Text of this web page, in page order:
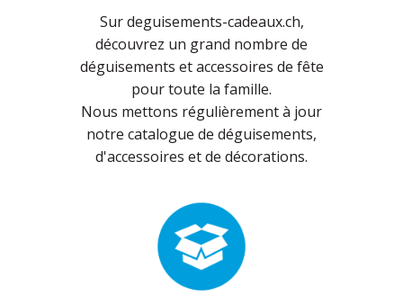
Sur deguisements-cadeaux.ch,
découvrez un grand nombre de
déguisements et accessoires de fête
pour toute la famille.
Nous mettons régulièrement à jour
notre catalogue de déguisements,
d'accessoires et de décorations.